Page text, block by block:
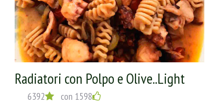
Radiatori con Polpo e Olive..Light
6392 con 1598